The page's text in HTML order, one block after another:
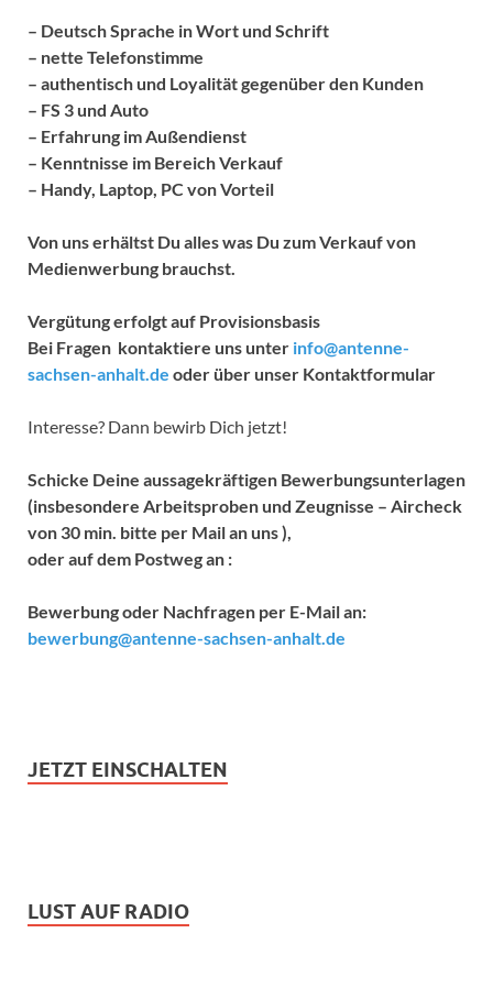
– Deutsch Sprache in Wort und Schrift
– nette Telefonstimme
– authentisch und Loyalität gegenüber den Kunden
– FS 3 und Auto
– Erfahrung im Außendienst
– Kenntnisse im Bereich Verkauf
– Handy, Laptop, PC von Vorteil
Von uns erhältst Du alles was Du zum Verkauf von
Medienwerbung brauchst.
Vergütung erfolgt auf Provisionsbasis
Bei Fragen kontaktiere uns unter info@antenne-
sachsen-anhalt.de oder über unser Kontaktformular
Interesse? Dann bewirb Dich jetzt!
Schicke Deine aussagekräftigen Bewerbungsunterlagen
(insbesondere Arbeitsproben und Zeugnisse – Aircheck
von 30 min. bitte per Mail an uns ),
oder auf dem Postweg an :
Bewerbung oder Nachfragen per E-Mail an:
bewerbung@antenne-sachsen-anhalt.de
JETZT EINSCHALTEN
LUST AUF RADIO